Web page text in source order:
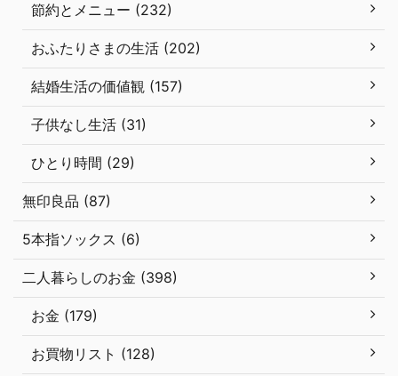
節約とメニュー (232)
おふたりさまの生活 (202)
結婚生活の価値観 (157)
子供なし生活 (31)
ひとり時間 (29)
無印良品 (87)
5本指ソックス (6)
二人暮らしのお金 (398)
お金 (179)
お買物リスト (128)